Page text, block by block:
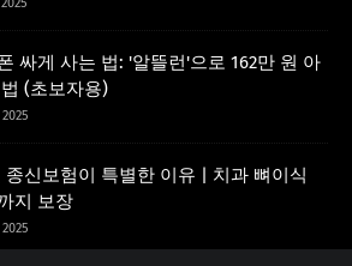
싸게 사는 법: '알뜰런'으로 162만 원 아
(초보자용)
종신보험이 특별한 이유 | 치과 뼈이식
지 보장